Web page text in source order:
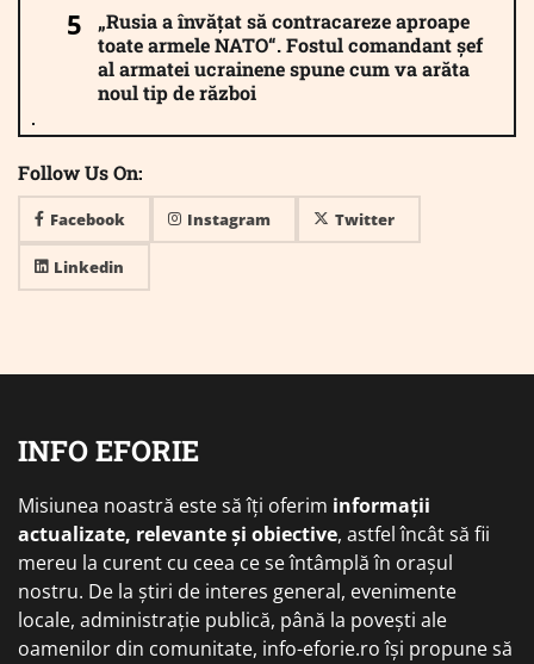
„Rusia a învățat să contracareze aproape
toate armele NATO“. Fostul comandant șef
al armatei ucrainene spune cum va arăta
noul tip de război
Follow Us On:
Facebook Instagram Twitter
Linkedin
INFO EFORIE
Misiunea noastră este să îți oferim informații
actualizate, relevante și obiective, astfel încât să fii
mereu la curent cu ceea ce se întâmplă în orașul
nostru. De la știri de interes general, evenimente
locale, administrație publică, până la povești ale
oamenilor din comunitate, info-eforie.ro își propune să